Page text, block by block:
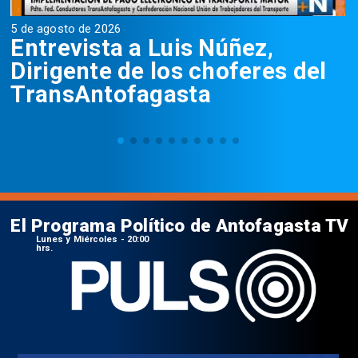
5 de agosto de 2026
Entrevista a Luis Núñez,
Dirigente de los choferes del
TransAntofagasta
El Programa Político de Antofagasta TV
Lunes y Miércoles - 20:00
hrs.